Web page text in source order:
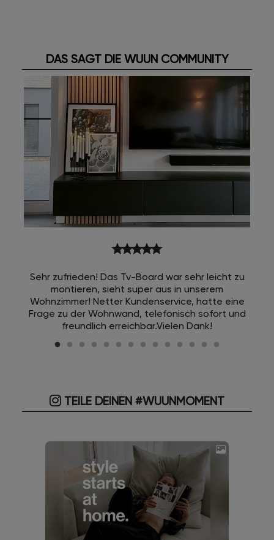
DAS SAGT DIE WUUN COMMUNITY
starstarstarstarstar
Sehr zufrieden! Das Tv-Board war sehr leicht zu
montieren, sieht super aus in unserem
Wohnzimmer! Netter Kundenservice, hatte eine
Frage zu der Wohnwand, telefonisch sofort und
freundlich erreichbar.Vielen Dank!
TEILE DEINEN #WUUNMOMENT